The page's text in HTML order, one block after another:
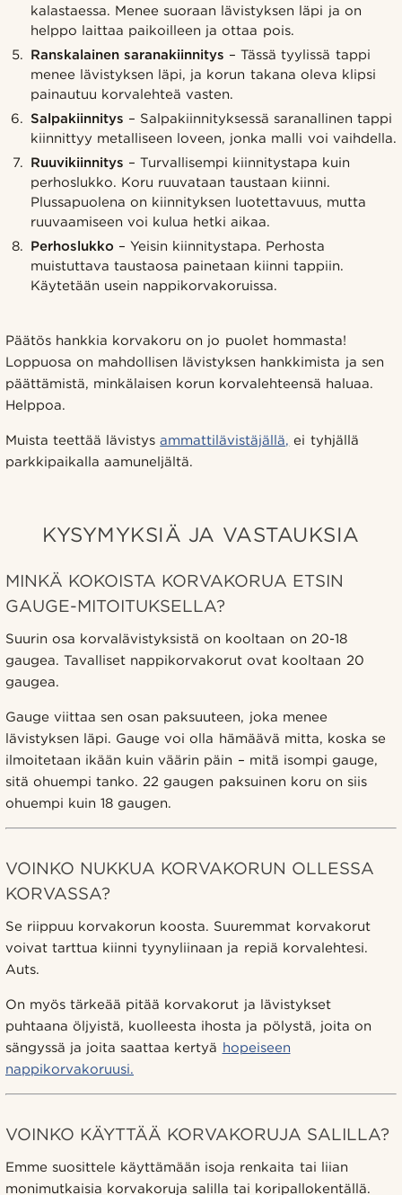
kalastaessa. Menee suoraan lävistyksen läpi ja on
helppo laittaa paikoilleen ja ottaa pois.
Ranskalainen saranakiinnitys – Tässä tyylissä tappi
menee lävistyksen läpi, ja korun takana oleva klipsi
painautuu korvalehteä vasten.
Salpakiinnitys – Salpakiinnityksessä saranallinen tappi
kiinnittyy metalliseen loveen, jonka malli voi vaihdella.
Ruuvikiinnitys – Turvallisempi kiinnitystapa kuin
perhoslukko. Koru ruuvataan taustaan kiinni.
Plussapuolena on kiinnityksen luotettavuus, mutta
ruuvaamiseen voi kulua hetki aikaa.
Perhoslukko – Yeisin kiinnitystapa. Perhosta
muistuttava taustaosa painetaan kiinni tappiin.
Käytetään usein nappikorvakoruissa.
Päätös hankkia korvakoru on jo puolet hommasta!
Loppuosa on mahdollisen lävistyksen hankkimista ja sen
päättämistä, minkälaisen korun korvalehteensä haluaa.
Helppoa.
Muista teettää lävistysammattilävistäjällä, ei tyhjällä
parkkipaikalla aamuneljältä.
KYSYMYKSIÄ JA VASTAUKSIA
MINKÄ KOKOISTA KORVAKORUA ETSIN
GAUGE-MITOITUKSELLA?
Suurin osa korvalävistyksistä on kooltaan on 20-18
gaugea. Tavalliset nappikorvakorut ovat kooltaan 20
gaugea.
Gauge viittaa sen osan paksuuteen, joka menee
lävistyksen läpi. Gauge voi olla hämäävä mitta, koska se
ilmoitetaan ikään kuin väärin päin – mitä isompi gauge,
sitä ohuempi tanko. 22 gaugen paksuinen koru on siis
ohuempi kuin 18 gaugen.
VOINKO NUKKUA KORVAKORUN OLLESSA
KORVASSA?
Se riippuu korvakorun koosta. Suuremmat korvakorut
voivat tarttua kiinni tyynyliinaan ja repiä korvalehtesi.
Auts.
On myös tärkeää pitää korvakorut ja lävistykset
puhtaana öljyistä, kuolleesta ihosta ja pölystä, joita on
sängyssä ja joita saattaa kertyä hopeiseen
nappikorvakoruusi.
VOINKO KÄYTTÄÄ KORVAKORUJA SALILLA?
Emme suosittele käyttämään isoja renkaita tai liian
monimutkaisia korvakoruja salilla tai koripallokentällä.